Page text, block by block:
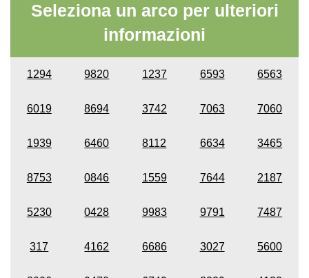
Seleziona un arco per ulteriori
informazioni
1294 9820 1237 6593 6563
6019 8694 3742 7063 7060
1939 6460 8112 6634 3465
8753 0846 1559 7644 2187
5230 0428 9983 9791 7487
317 4162 6686 3027 5600